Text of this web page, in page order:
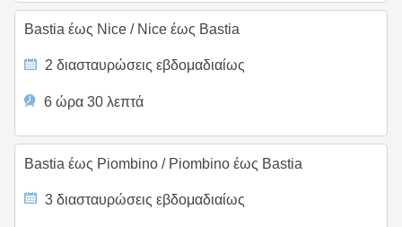
Bastia έως Nice /Nice έως Bastia
2 διασταυρώσεις εβδομαδιαίως
6 ώρα 30 λεπτά
Bastia έως Piombino /Piombino έως Bastia
3 διασταυρώσεις εβδομαδιαίως